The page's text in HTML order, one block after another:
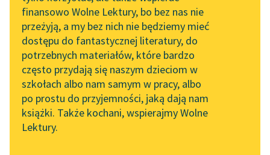
Zapraszamy na spotkanie
online z tłumaczkami
literatury skandynawskiej
Spotkanie z Katarzyną
Tunkiel w Oslo
102. lata temu zmarł
Joseph Conrad
API
OAI-PMH
Widget Wolnych Lektur
Przypisy
finansowo Wolne Lektury, bo bez nas nie
przeżyją, a my bez nich nie będziemy mieć
dostępu do fantastycznej literatury, do
potrzebnych materiałów, które bardzo
często przydają się naszym dzieciom w
szkołach albo nam samym w pracy, albo
po prostu do przyjemności, jaką dają nam
książki. Także kochani, wspierajmy Wolne
Lektury.
najciekawszego, jaki
słyszał kiedykolwiek,
Miler dowiedział się, że
uroczystość odbywa
się w...
Czytaj więcej